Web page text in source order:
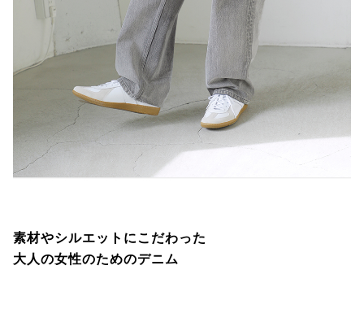
素材やシルエットにこだわった
大人の女性のためのデニム